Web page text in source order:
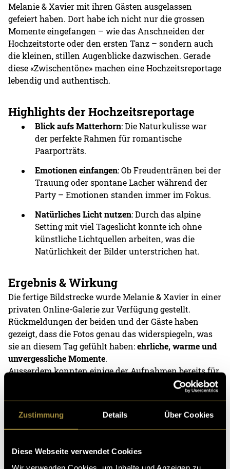
Zustimmung Details Über Cookies
Diese Webseite verwendet Cookies
Melanie & Xavier mit ihren Gästen ausgelassen
gefeiert haben. Dort habe ich nicht nur die grossen
Momente eingefangen – wie das Anschneiden der
Hochzeitstorte oder den ersten Tanz – sondern auch
die kleinen, stillen Augenblicke dazwischen. Gerade
diese «Zwischentöne» machen eine Hochzeitsreportage
lebendig und authentisch.
Highlights der Hochzeitsreportage
Blick aufs Matterhorn: Die Naturkulisse war
der perfekte Rahmen für romantische
Paarporträts.
Emotionen einfangen: Ob Freudentränen bei der
Trauung oder spontane Lacher während der
Party – Emotionen standen immer im Fokus.
Natürliches Licht nutzen: Durch das alpine
Setting mit viel Tageslicht konnte ich ohne
künstliche Lichtquellen arbeiten, was die
Natürlichkeit der Bilder unterstrichen hat.
Ergebnis & Wirkung
Die fertige Bildstrecke wurde Melanie & Xavier in einer
privaten Online-Galerie zur Verfügung gestellt.
Rückmeldungen der beiden und der Gäste haben
gezeigt, dass die Fotos genau das widerspiegeln, was
sie an diesem Tag gefühlt haben:ehrliche, warme und
unvergessliche Momente.
Ausserdem konnten einige der Aufnahmen bereits für
Einladungskarten und Social Media genutzt werden –
Hier eine kleine Vorschau zu den Bildern: